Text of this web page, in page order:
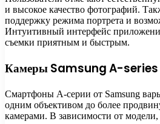
и высокое качество фотографий.
поддержку режима портрета и
Интуитивный интерфейс
съемки приятным и быстрым.
Камеры Samsung A-series
Смартфоны A-серии от Samsung
одним объективом до более
камерами. В зависимости от модели,